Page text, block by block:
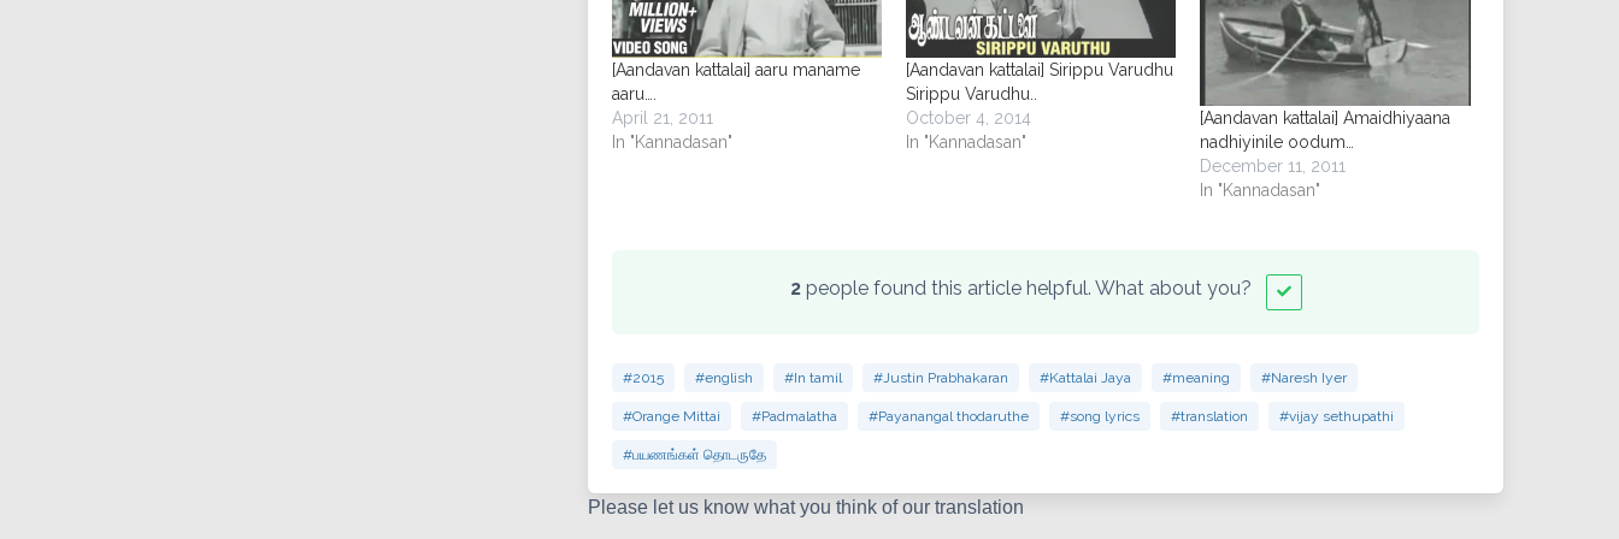
[Aandavan kattalai] aaru maname
aaru….
April 21, 2011
In "Kannadasan"
[Aandavan kattalai] Sirippu Varudhu
Sirippu Varudhu..
October 4, 2014
In "Kannadasan"
[Aandavan kattalai] Amaidhiyaana
nadhiyinile oodum…
December 11, 2011
In "Kannadasan"
2people found this article helpful. What about you?
#2015 #english #In tamil #Justin Prabhakaran #Kattalai Jaya #meaning #Naresh Iyer
#Orange Mittai #Padmalatha #Payanangal thodaruthe #song lyrics #translation #vijay sethupathi
#பயணங்கள் தொடருதே
Please let us know what you think of our translation